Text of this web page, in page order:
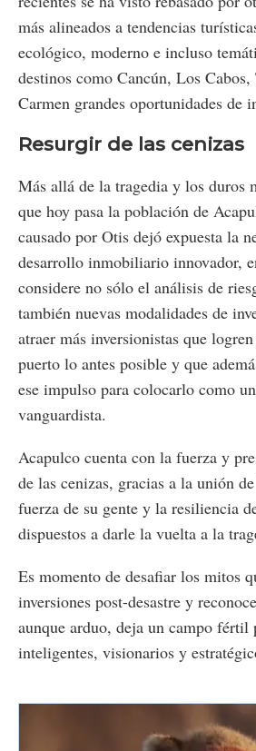
más alineados a tendencias
ecológico, moderno e incluso
destinos como Cancún, Los
Carmen grandes oportunidades de
Resurgir de las cenizas
Más allá de la tragedia y los duros
que hoy pasa la población de
causado por Otis dejó expuesta la
desarrollo inmobiliario innovador,
considere no sólo el análisis de
también nuevas modalidades de
atraer más inversionistas que
puerto lo antes posible y que
ese impulso para colocarlo como
vanguardista.
Acapulco cuenta con la fuerza y
de las cenizas, gracias a la unión
fuerza de su gente y la resiliencia
dispuestos a darle la vuelta a la
Es momento de desafiar los mitos
inversiones post-desastre y
aunque arduo, deja un campo fértil
inteligentes, visionarios y